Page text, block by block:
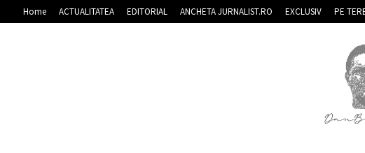
Home ACTUALITATEA EDITORIAL ANCHETA JURNALIST.RO EXCLUSIV PE